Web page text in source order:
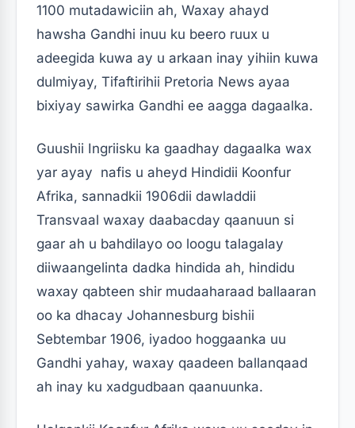
1100 mutadawiciin ah, Waxay ahayd
hawsha Gandhi inuu ku beero ruux u
adeegida kuwa ay u arkaan inay yihiin kuwa
dulmiyay, Tifaftirihii Pretoria News ayaa
bixiyay sawirka Gandhi ee aagga dagaalka.
Guushii Ingriisku ka gaadhay dagaalka wax
yar ayay nafis u aheyd Hindidii Koonfur
Afrika, sannadkii 1906dii dawladdii
Transvaal waxay daabacday qaanuun si
gaar ah u bahdilayo oo loogu talagalay
diiwaangelinta dadka hindida ah, hindidu
waxay qabteen shir mudaaharaad ballaaran
oo ka dhacay Johannesburg bishii
Sebtembar 1906, iyadoo hoggaanka uu
Gandhi yahay, waxay qaadeen ballanqaad
ah inay ku xadgudbaan qaanuunka.